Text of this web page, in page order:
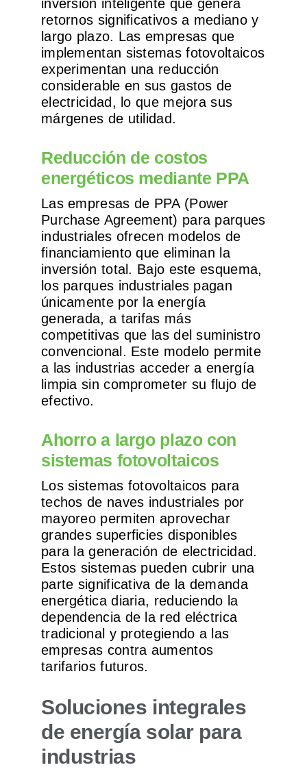
inversión inteligente que genera
retornos significativos a mediano y
largo plazo. Las empresas que
implementan sistemas fotovoltaicos
experimentan una reducción
considerable en sus gastos de
electricidad, lo que mejora sus
márgenes de utilidad.
Reducción de costos
energéticos mediante PPA
Las empresas de PPA (Power
Purchase Agreement) para parques
industriales ofrecen modelos de
financiamiento que eliminan la
inversión total. Bajo este esquema,
los parques industriales pagan
únicamente por la energía
generada, a tarifas más
competitivas que las del suministro
convencional. Este modelo permite
a las industrias acceder a energía
limpia sin comprometer su flujo de
efectivo.
Ahorro a largo plazo con
sistemas fotovoltaicos
Los sistemas fotovoltaicos para
techos de naves industriales por
mayoreo permiten aprovechar
grandes superficies disponibles
para la generación de electricidad.
Estos sistemas pueden cubrir una
parte significativa de la demanda
energética diaria, reduciendo la
dependencia de la red eléctrica
tradicional y protegiendo a las
empresas contra aumentos
tarifarios futuros.
Soluciones integrales
de energía solar para
industrias